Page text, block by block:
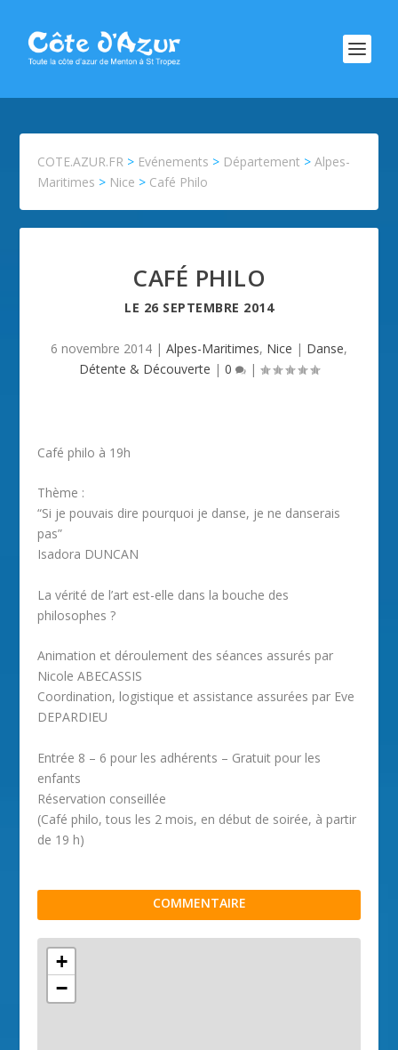
COTE.AZUR.FR > Evénements > Département >Alpes-
Maritimes > Nice > Café Philo
CAFÉ PHILO
LE 26 SEPTEMBRE 2014
6 novembre 2014 | Alpes-Maritimes, Nice | Danse,
Détente & Découverte | 0 |
Café philo à 19h
Thème :
“Si je pouvais dire pourquoi je danse, je ne danserais
pas”
Isadora DUNCAN
La vérité de l’art est-elle dans la bouche des
philosophes ?
Animation et déroulement des séances assurés par
Nicole ABECASSIS
Coordination, logistique et assistance assurées par Eve
DEPARDIEU
Entrée 8 – 6 pour les adhérents – Gratuit pour les
enfants
Réservation conseillée
(Café philo, tous les 2 mois, en début de soirée, à partir
de 19 h)
COMMENTAIRE
+
−